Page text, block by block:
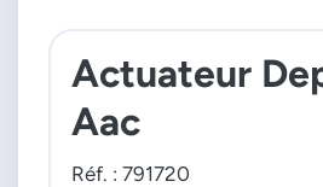
Actuateur
Aac
Réf. : 791720